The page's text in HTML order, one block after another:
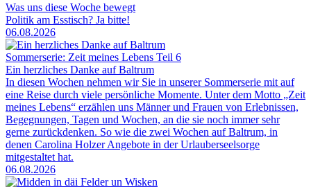
Was uns diese Woche bewegt
Politik am Esstisch? Ja bitte!
06.08.2026
Sommerserie: Zeit meines Lebens Teil 6
Ein herzliches Danke auf Baltrum
In diesen Wochen nehmen wir Sie in unserer Sommerserie mit auf
eine Reise durch viele persönliche Momente. Unter dem Motto „Zeit
meines Lebens“ erzählen uns Männer und Frauen von Erlebnissen,
Begegnungen, Tagen und Wochen, an die sie noch immer sehr
gerne zurückdenken. So wie die zwei Wochen auf Baltrum, in
denen Carolina Holzer Angebote in der Urlauberseelsorge
mitgestaltet hat.
06.08.2026